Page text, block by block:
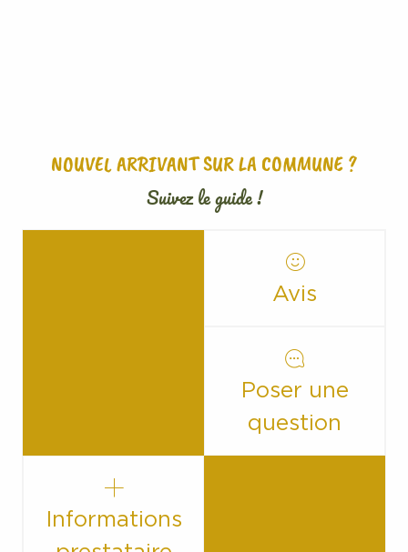
NOUVEL ARRIVANT SUR LA COMMUNE ?
Suivez le guide !
Avis
Poser une
question
Informations